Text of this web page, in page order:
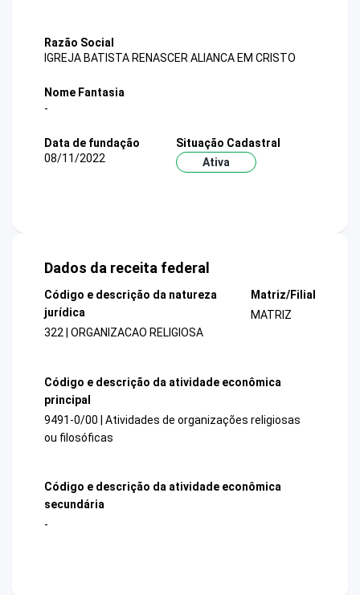
Razão Social
IGREJA BATISTA RENASCER ALIANCA EM CRISTO
Nome Fantasia
-
Data de fundação
08/11/2022
Situação Cadastral
Ativa
Dados da receita federal
Código e descrição da natureza
jurídica
322 | ORGANIZACAO RELIGIOSA
Matriz/Filial
MATRIZ
Código e descrição da atividade econômica
principal
9491-0/00 | Atividades de organizações religiosas
ou filosóficas
Código e descrição da atividade econômica
secundária
-